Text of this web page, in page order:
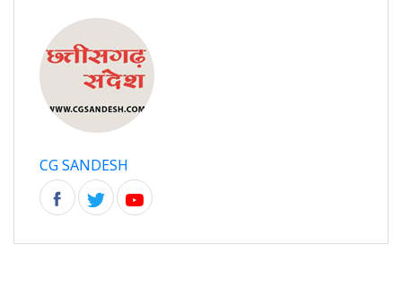
CG SANDESH